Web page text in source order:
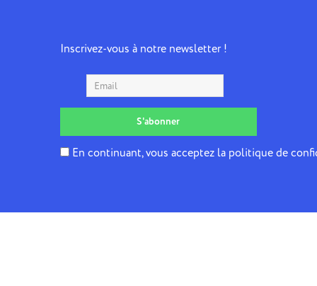
Inscrivez-vous à notre newsletter !
En continuant, vous acceptez la politique de